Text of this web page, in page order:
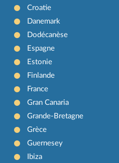
Croatie
Danemark
Dodécanèse
Espagne
Estonie
Finlande
France
Gran Canaria
Grande-Bretagne
Grèce
Guernesey
Ibiza